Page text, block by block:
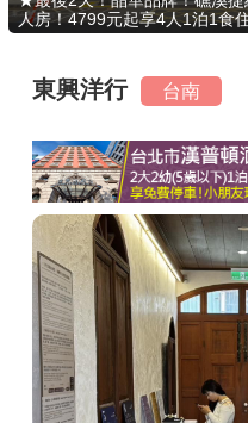
最新消息
最新留言
商家合作
推薦景點
討論區
聯絡我們
人房！4799元起享4人1泊1食
東興洋行 台南